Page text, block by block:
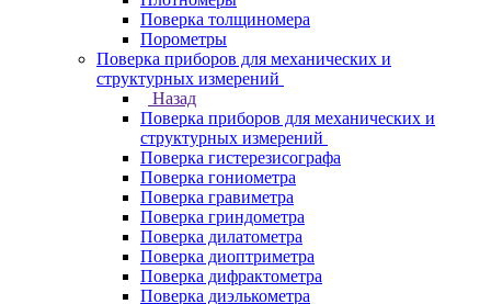
Поверка толщиномера
Порометры
Поверка приборов для механических и
структурных измерений
Назад
Поверка приборов для механических и
структурных измерений
Поверка гистерезисографа
Поверка гониометра
Поверка гравиметра
Поверка гриндометра
Поверка дилатометра
Поверка диоптриметра
Поверка дифрактометра
Поверка диэлькометра